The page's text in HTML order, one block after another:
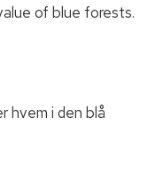
of blue forests.
hvem i den blå